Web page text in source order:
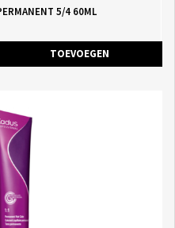
5/4 60ML
TOEVOEGEN